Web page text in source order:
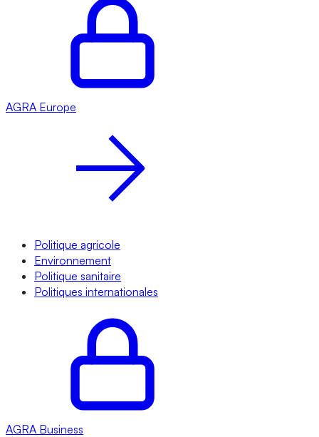
AGRA Europe
Politique agricole
Environnement
Politique sanitaire
Politiques internationales
AGRA Business